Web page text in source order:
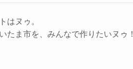
はヌゥ。
たま市を、みんなで作りたいヌゥ！